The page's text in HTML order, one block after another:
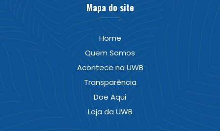
Mapa do site
Home
Quem Somos
Acontece na UWB
Transparência
Doe Aqui
Loja da UWB